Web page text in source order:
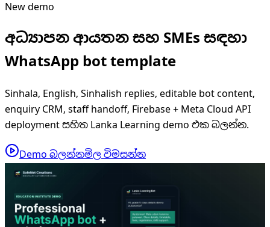
New demo
අධ්‍යාපන ආයතන සහ SMEs සඳහා
WhatsApp bot template
Sinhala, English, Sinhalish replies, editable bot content,
enquiry CRM, staff handoff, Firebase + Meta Cloud API
deployment සහිත Lanka Learning demo එක බලන්න.
Demo බලන්නමිල විමසන්න